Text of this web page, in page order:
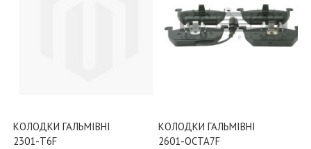
КОЛОДКИ ГАЛЬМІВНІ
2301-T6F
КОЛОДКИ ГАЛЬМІВНІ
2601-OCTA7F